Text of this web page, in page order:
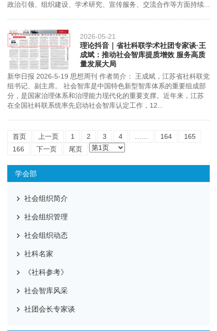
政治引领、组织建设、学术研究、宣传服务、交流合作等方面持续...
2026-05-21
理论抖音｜省社科联学术社团专家谈·王
成斌：推动社会智库提质增效 服务高质
量发展大局
新华日报 2026-5-19 思想周刊 作者简介： 王成斌，江苏省社科联党
组书记、副主席。 社会智库是中国特色新型智库体系的重要组成部
分，是国家治理体系和治理能力现代化的重要支撑。近年来，江苏
在全国社科联系统率先启动社会智库认定工作，12...
首页 上一页 1 2 3 4 164
165
166
下一页 尾页
学会部
社会组织简介
社会组织管理
社会组织动态
社科名家
《社科参考》
社会智库风采
社团会长专家谈